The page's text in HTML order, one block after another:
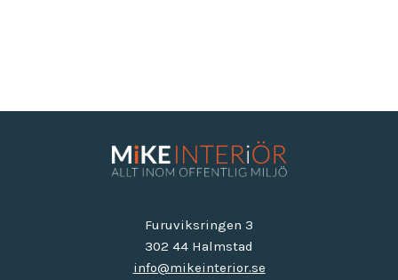
Furuviksringen 3
302 44 Halmstad
info@mikeinterior.se